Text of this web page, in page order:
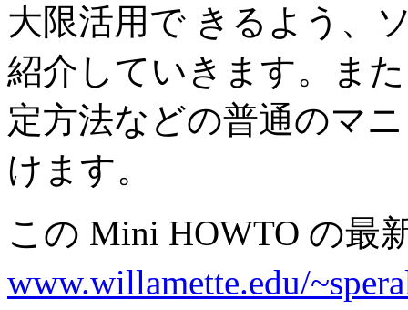
大限活用で きるよう、
紹介していきます。ま
定方法などの普通のマ
けます。
この Mini HOWTO の最
www.willamette.edu/